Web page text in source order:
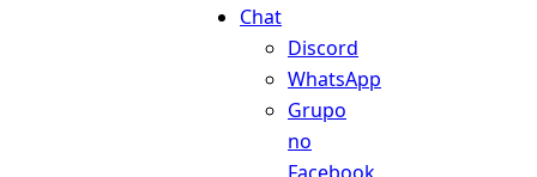
Chat
Discord
WhatsApp
Grupo
no